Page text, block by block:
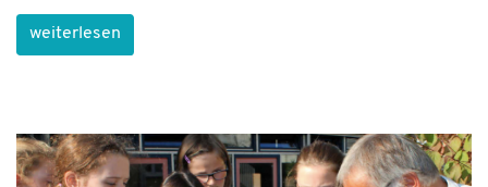
weiterlesen